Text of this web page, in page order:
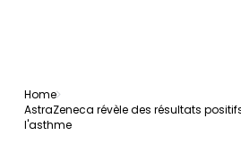
Home
AstraZeneca révèle des résultats
l'asthme